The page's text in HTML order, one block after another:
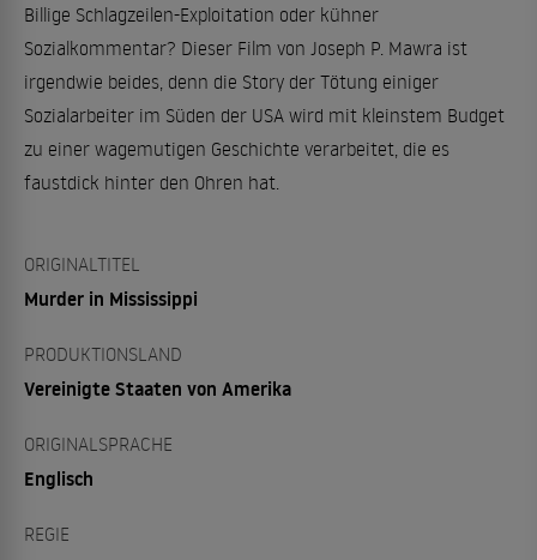
Billige Schlagzeilen-Exploitation oder kühner
Sozialkommentar? Dieser Film von Joseph P. Mawra ist
irgendwie beides, denn die Story der Tötung einiger
Sozialarbeiter im Süden der USA wird mit kleinstem Budget
zu einer wagemutigen Geschichte verarbeitet, die es
faustdick hinter den Ohren hat.
ORIGINALTITEL
Murder in Mississippi
PRODUKTIONSLAND
Vereinigte Staaten von Amerika
ORIGINALSPRACHE
Englisch
REGIE